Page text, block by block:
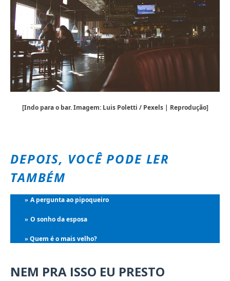
[Indo para o bar. Imagem: Luis Poletti / Pexels | Reprodução]
DEPOIS, VOCÊ PODE LER
TAMBÉM
» A pergunta ao pipoqueiro
» O sonho da esposa
» Quem é o mais velho?
NEM PRA ISSO EU PRESTO